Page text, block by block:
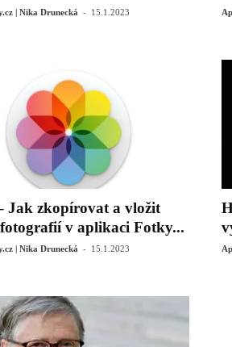
| Nika Drunecká - 15.1.2023
Jak zkopírovat a vložit
v aplikaci Fotky...
| Nika Drunecká - 15.1.2023